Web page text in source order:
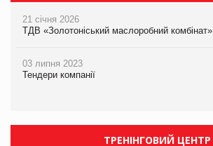
21 січня 2026
ТДВ «Золотоніський маслоробний комбінат»
03 липня 2023
Тендери компанії
ТРЕНІНГОВИЙ ЦЕНТР